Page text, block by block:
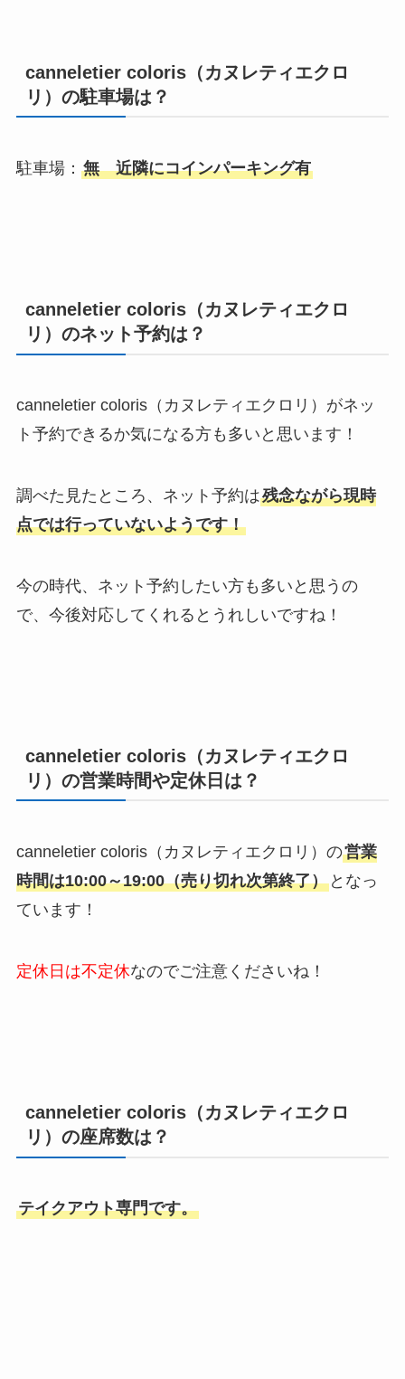
canneletier coloris（カヌレティエクロ
リ）の駐車場は？
駐車場： 無 近隣にコインパーキング有
canneletier coloris（カヌレティエクロ
リ）のネット予約は？
canneletier coloris（カヌレティエクロリ）がネッ
ト予約できるか気になる方も多いと思います！
調べた見たところ、ネット予約は残念ながら現時
点では行っていないようです！
今の時代、ネット予約したい方も多いと思うの
で、今後対応してくれるとうれしいですね！
canneletier coloris（カヌレティエクロ
リ）の営業時間や定休日は？
canneletier coloris（カヌレティエクロリ）の営業
時間は10:00～19:00（売り切れ次第終了）となっ
ています！
定休日は不定休なのでご注意くださいね！
canneletier coloris（カヌレティエクロ
リ）の座席数は？
テイクアウト専門です。